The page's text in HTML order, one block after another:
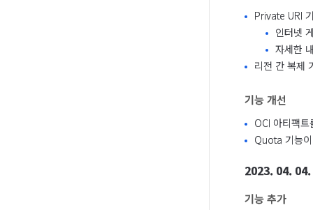
Private URI
인터넷
자세한
리전 간 복제
기능 개선
OCI 아티팩
Quota 기능
2023. 04. 04.
기능 추가